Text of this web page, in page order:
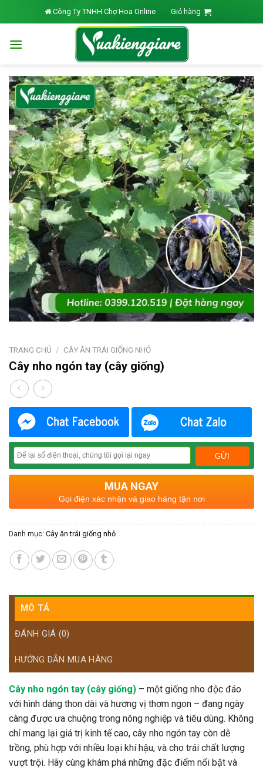
to
Công Ty TNHH Chợ Hoa Online Giỏ hàng
TRANG CHỦ / CÂY ĂN TRÁI GIỐNG NHỎ
Cây nho ngón tay (cây giống)
MUA NGAY
Gọi điện xác nhận và giao hàng tận nơi
Danh mục: Cây ăn trái giống nhỏ
MÔ TẢ
ĐÁNH GIÁ (0)
HƯỚNG DẪN MUA HÀNG
Cây nho ngón tay (cây giống) – một giống nho độc đáo
với hình dáng thon dài và hương vị thơm ngon – đang ngày
càng được ưa chuộng trong nông nghiệp và tiêu dùng. Không
chỉ mang lại giá trị kinh tế cao, cây nho ngón tay còn dễ
trồng, phù hợp với nhiều loại khí hậu, và cho trái chất lượng
vượt trội. Hãy cùng khám phá những đặc điểm nổi bật và